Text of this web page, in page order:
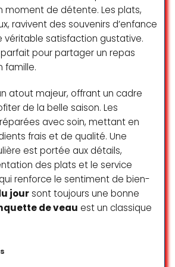
Ambiance
Clientèle
familles
moment de détente. Les plats,
ravivent des souvenirs d’enfance
véritable satisfaction gustative.
parfait pour partager un repas
famille.
atout majeur, offrant un cadre
de la belle saison. Les
avec soin, mettant en
frais et de qualité. Une
est portée aux détails,
des plats et le service
renforce le sentiment de bien-
joursont toujours une bonne
de veau est un classique